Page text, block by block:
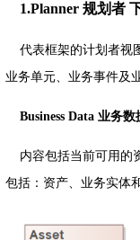
1.Planner 规划者
代表框架的计划者视
业务单元、业务事件及
Business Data 业务数
内容包括当前可用的
包括：资产、业务实体